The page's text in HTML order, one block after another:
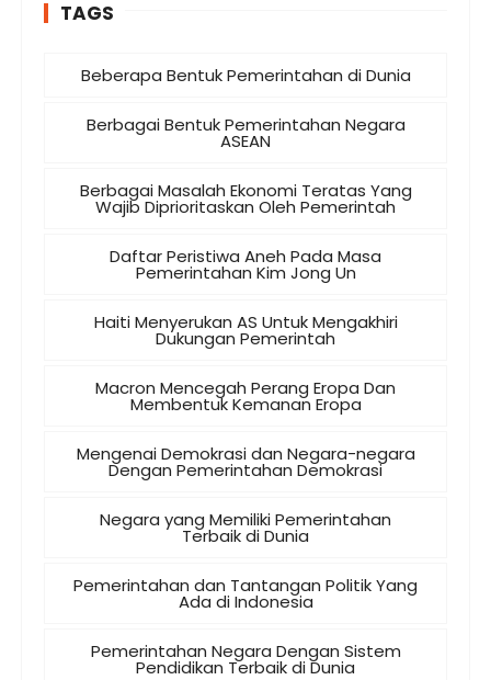
TAGS
Beberapa Bentuk Pemerintahan di Dunia
Berbagai Bentuk Pemerintahan Negara
ASEAN
Berbagai Masalah Ekonomi Teratas Yang
Wajib Diprioritaskan Oleh Pemerintah
Daftar Peristiwa Aneh Pada Masa
Pemerintahan Kim Jong Un
Haiti Menyerukan AS Untuk Mengakhiri
Dukungan Pemerintah
Macron Mencegah Perang Eropa Dan
Membentuk Kemanan Eropa
Mengenai Demokrasi dan Negara-negara
Dengan Pemerintahan Demokrasi
Negara yang Memiliki Pemerintahan
Terbaik di Dunia
Pemerintahan dan Tantangan Politik Yang
Ada di Indonesia
Pemerintahan Negara Dengan Sistem
Pendidikan Terbaik di Dunia